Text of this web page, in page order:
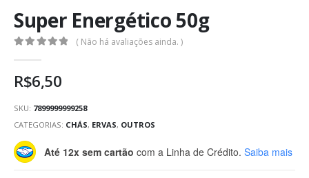
Super Energético 50g
( Não há avaliações ainda. )
R$6,50
SKU: 7899999999258
CATEGORIAS: CHÁS, ERVAS, OUTROS
Até 12x sem cartão com a Linha de Crédito. Saiba mais